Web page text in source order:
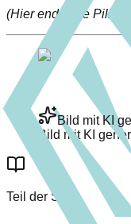
(Hier endet die Pillar-
Bild mit KI
Bild mit KI
Teil der Serie